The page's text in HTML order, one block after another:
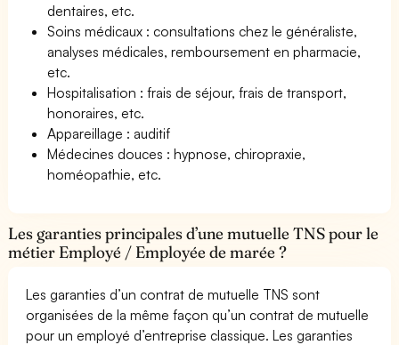
dentaires, etc.
Soins médicaux : consultations chez le généraliste,
analyses médicales, remboursement en pharmacie,
etc.
Hospitalisation : frais de séjour, frais de transport,
honoraires, etc.
Appareillage : auditif
Médecines douces : hypnose, chiropraxie,
homéopathie, etc.
Les garanties principales d’une mutuelle TNS pour le
métier Employé / Employée de marée ?
Les garanties d’un contrat de mutuelle TNS sont
organisées de la même façon qu’un contrat de mutuelle
pour un employé d’entreprise classique. Les garanties